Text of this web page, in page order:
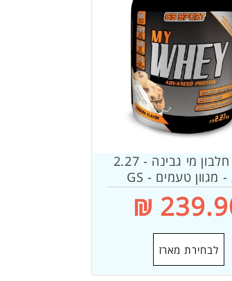
אבקת חלבון מי גבינה - 2.27
ק"ג - מגוון טעמים - GS
Sport
רגיל
239.90
לבחירת מארז